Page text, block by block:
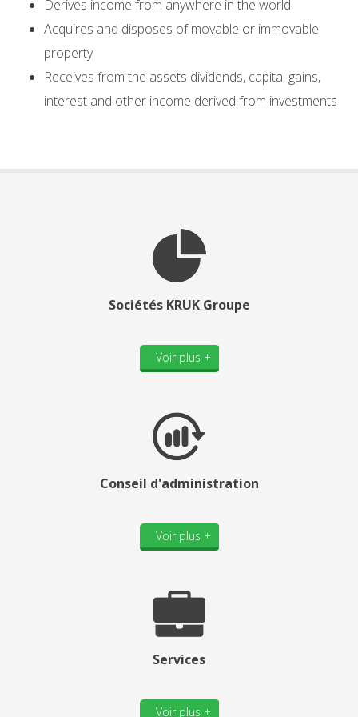
Derives income from anywhere in the world
Acquires and disposes of movable or immovable
property
Receives from the assets dividends, capital gains,
interest and other income derived from investments
Sociétés KRUK Groupe
Voir plus +
Conseil d'administration
Voir plus +
Services
Voir plus +